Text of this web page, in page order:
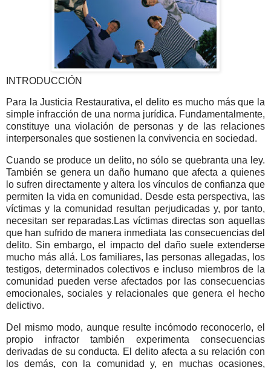
INTRODUCCIÓN
Para la Justicia Restaurativa, el delito es mucho más que la
simple infracción de una norma jurídica. Fundamentalmente,
constituye una violación de personas y de las relaciones
interpersonales que sostienen la convivencia en sociedad.
Cuando se produce un delito, no sólo se quebranta una ley.
También se genera un daño humano que afecta a quienes
lo sufren directamente y altera los vínculos de confianza que
permiten la vida en comunidad. Desde esta perspectiva, las
víctimas y la comunidad resultan perjudicadas y, por tanto,
necesitan ser reparadas. Las víctimas directas son aquellas
que han sufrido de manera inmediata las consecuencias del
delito. Sin embargo, el impacto del daño suele extenderse
mucho más allá. Los familiares, las personas allegadas, los
testigos, determinados colectivos e incluso miembros de la
comunidad pueden verse afectados por las consecuencias
emocionales, sociales y relacionales que genera el hecho
delictivo.
Del mismo modo, aunque resulte incómodo reconocerlo, el
propio infractor también experimenta consecuencias
derivadas de su conducta. El delito afecta a su relación con
los demás, con la comunidad y, en muchas ocasiones,